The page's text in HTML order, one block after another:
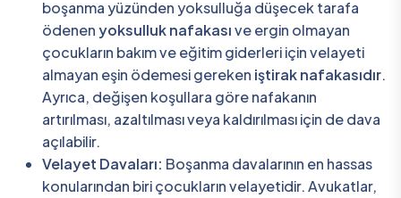
boşanma yüzünden yoksulluğa düşecek tarafa
ödenenyoksulluk nafakasıve ergin olmayan
çocukların bakım ve eğitim giderleri için velayeti
almayan eşin ödemesi gereken iştirak nafakasıdır.
Ayrıca, değişen koşullara göre nafakanın
artırılması, azaltılması veya kaldırılması için de dava
açılabilir.
Velayet Davaları: Boşanma davalarının en hassas
konularından biri çocukların velayetidir. Avukatlar,